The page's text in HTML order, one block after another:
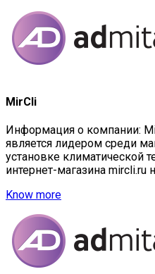
MirCli
Информация о компании:
является лидером среди
установке климатической
интернет-магазина mircli.ru
Know more